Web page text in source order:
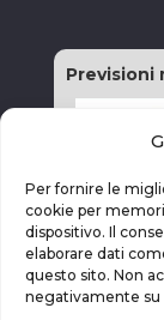
Per fornire le
cookie per
dispositivo. Il
elaborare dati
questo sito. Non
negativamente su
Previsioni